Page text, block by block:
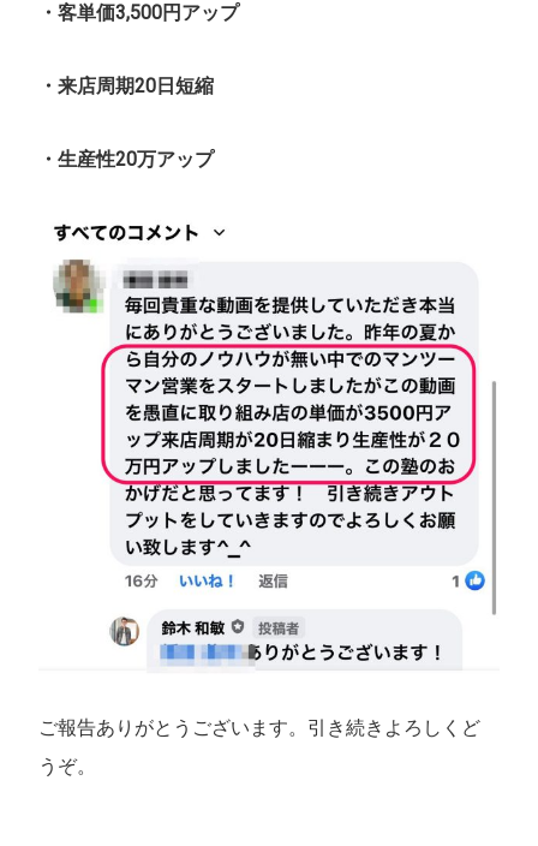
・客単価3,500円アップ
・来店周期20日短縮
・生産性20万アップ
ご報告ありがとうございます。引き続きよろしくど
うぞ。